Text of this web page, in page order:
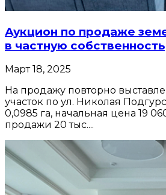
Аукцион по продаже
в частную собственность
Март 18, 2025
На продажу повторно
участок по ул. Николая
0,0985 га, начальная цена 19
продажи 20 тыс....